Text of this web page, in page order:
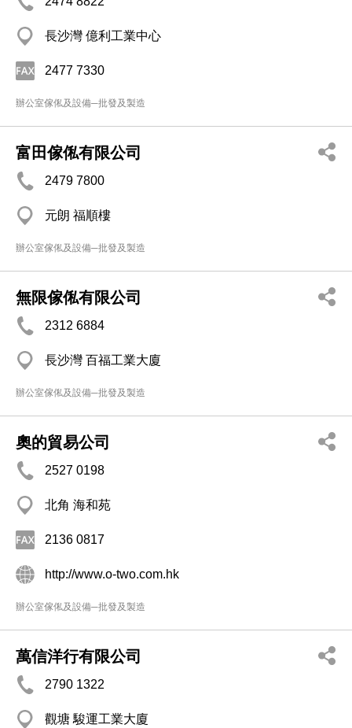
長沙灣 億利工業中心
2477 7330
辦公室傢俬及設備─批發及製造
富田傢俬有限公司
2479 7800
元朗 福順樓
辦公室傢俬及設備─批發及製造
無限傢俬有限公司
2312 6884
長沙灣 百福工業大廈
辦公室傢俬及設備─批發及製造
奧的貿易公司
2527 0198
北角 海和苑
2136 0817
http://www.o-two.com.hk
辦公室傢俬及設備─批發及製造
萬信洋行有限公司
2790 1322
觀塘 駿運工業大廈